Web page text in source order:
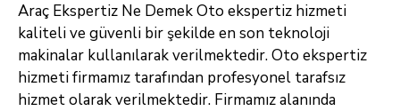
Araç Ekspertiz Ne Demek Oto ekspertiz hizmeti
kaliteli ve güvenli bir şekilde en son teknoloji
makinalar kullanılarak verilmektedir. Oto ekspertiz
hizmeti firmamız tarafından profesyonel tarafsız
hizmet olarak verilmektedir. Firmamız alanında